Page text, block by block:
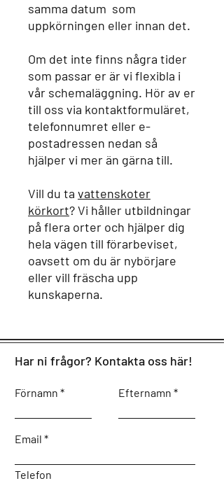
samma datum som
uppkörningen eller innan det.
Om det inte finns några tider
som passar er är vi flexibla i
vår schemaläggning. Hör av er
till oss via kontaktformuläret,
telefonnumret eller e-
postadressen nedan så
hjälper vi mer än gärna till.
Vill du ta vattenskoter
körkort? Vi håller utbildningar
på flera orter och hjälper dig
hela vägen till förarbeviset,
oavsett om du är nybörjare
eller vill fräscha upp
kunskaperna.
Har ni frågor? Kontakta oss här!
Förnamn Efternamn
Email
Telefon